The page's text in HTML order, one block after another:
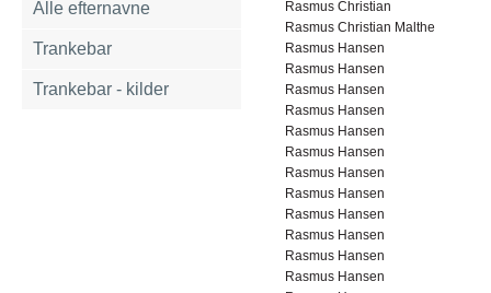
Alle efternavne
Trankebar
Trankebar - kilder
Rasmus Christian
Rasmus Christian Malthe
Rasmus Hansen
Rasmus Hansen
Rasmus Hansen
Rasmus Hansen
Rasmus Hansen
Rasmus Hansen
Rasmus Hansen
Rasmus Hansen
Rasmus Hansen
Rasmus Hansen
Rasmus Hansen
Rasmus Hansen